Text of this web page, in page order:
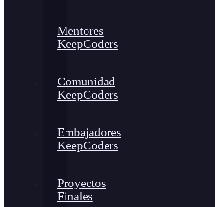
Mentores
KeepCoders
Comunidad
KeepCoders
Embajadores
KeepCoders
Proyectos
Finales